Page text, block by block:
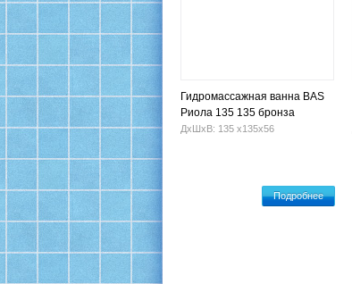
Гидромассажная ванна BAS
Риола 135 135 бронза
ДхШхВ: 135 х135х56
Подробнее